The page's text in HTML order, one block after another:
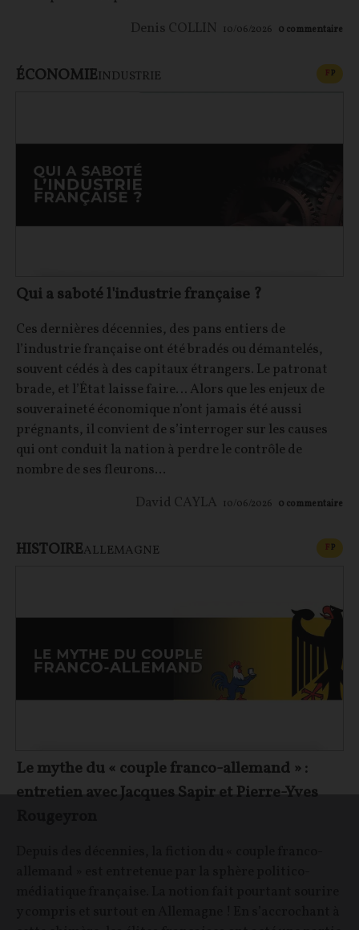
Denis COLLIN 10/06/2026 0 commentaire
ÉCONOMIEINDUSTRIE FP
Qui a saboté l'industrie française ?
Ces dernières décennies, des pans entiers de
l’industrie française ont été bradés ou démantelés,
souvent cédés à des capitaux étrangers. Le patronat
brade, et l’État laisse faire… Alors que les enjeux de
souveraineté économique n’ont jamais été aussi
prégnants, il convient de s’interroger sur les causes
qui ont conduit la nation à perdre le contrôle de
nombre de ses fleurons...
David CAYLA 10/06/2026 0 commentaire
HISTOIREALLEMAGNE FP
Le mythe du « couple franco-allemand » :
entretien avec Jacques Sapir et Pierre-Yves